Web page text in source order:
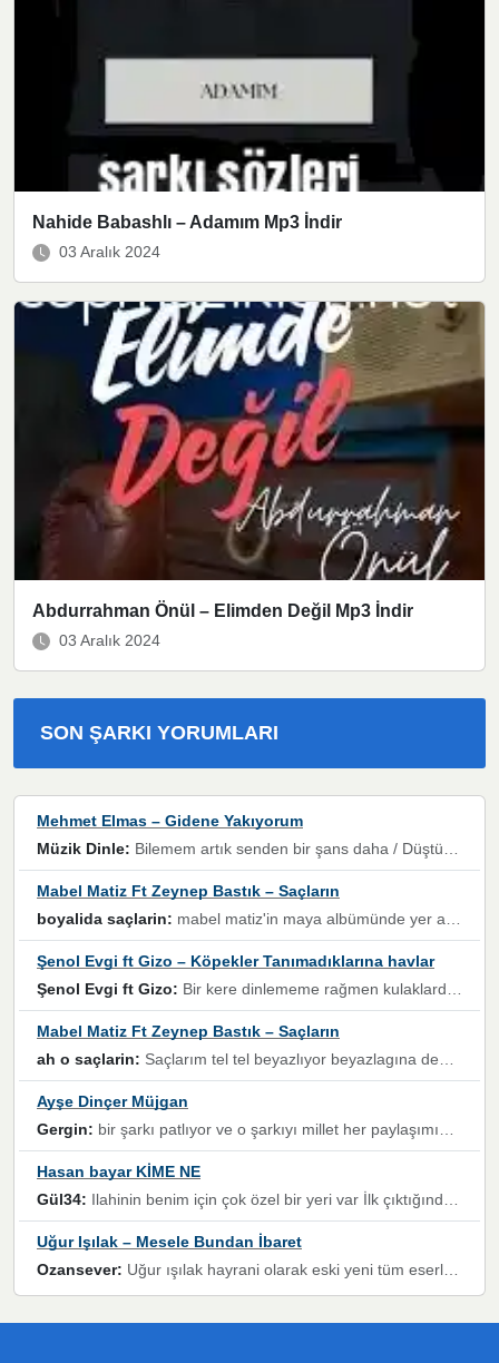
Nahide Babashlı – Adamım Mp3 İndir
03 Aralık 2024
Abdurrahman Önül – Elimden Değil Mp3 İndir
03 Aralık 2024
SON ŞARKI YORUMLARI
Mehmet Elmas – Gidene Yakıyorum
Müzik Dinle: Bilemem artık senden bir şans daha / Düştüğün zaman ben olmayacağım yanında” dizeleri, artık geçmişin tekrarına izin verilmeyeceğini, kişisel sınırların çizildiğini gösteriyor.
Mabel Matiz Ft Zeynep Bastık – Saçların
boyalida saçlarin: mabel matiz'in maya albümünde yer alan güzellerden. parça da şarkı hani! müzikal altyapısına vurulduğum, sözlerinde kaybolduğum bir parça olmuş.
Şenol Evgi ft Gizo – Köpekler Tanımadıklarına havlar
Şenol Evgi ft Gizo: Bir kere dinlememe rağmen kulaklardan gitmiyor sen sen sen sen kurban ol sen sen sen sen hayran ol yükses ses müzik dinleme sebebisiniz canlar bomba gibi patladınız maşallah
Mabel Matiz Ft Zeynep Bastık – Saçların
ah o saçlarin: Saçlarım tel tel beyazlıyor beyazlagına degil yanımda sen yoksun ona üzülüyorum günler bir bir geçiyor geçen günlere değil sensiz geçen günlere darılıyorum,Dinledikce asla kavusamayacagim ama asla unutamicagim sevdiğim adam için yanar içim
Ayşe Dinçer Müjgan
Gergin: bir şarkı patlıyor ve o şarkıyı millet her paylaşımın altına koyuyor ve öyle bir durum hal alıyor ki şarkıyı dinlemeden şarkıdan bikıyorsun Ama bu enteresan bir şekilde dillere dolanıyor millet olarak seviyoruz dertlerle boğuşurken bir yandan da göbek atmayi))) diyeceklerim bu kadar güzel hoş bir sayfa emeğinize sağlık arkadaşlar kolay gelsin
Hasan bayar KİME NE
Gül34: Ilahinin benim için çok özel bir yeri var İlk çıktığında komşum ne kadar yüksek sesle dinliyorsa orada duymuştum ve YouTube'dan aratıp Bu ilahiyi bulmuştum ve sonra müdavimi oldum günlük Ben de 3-5 kere dinleyip ezberleyip artık ilahiye bende eşlik ediyorum yüksek sesle Allah razı olsun hizmet nimettir Rabbim sizin zahmetlerinize de hayırlı nimetler versin Selam ve dua ile Allah'a emanet olun
Uğur Işılak – Mesele Bundan İbaret
Ozansever: Uğur ışılak hayrani olarak eski yeni tüm eserlerini keyifle huzurla dinleyenlerden birisiyim, emeğine saygı duyan gönül veren bunu en güzel şekilde sevenlerine ulaştıran siz değerli sayfa yöneticilerine de teşekkür ederim